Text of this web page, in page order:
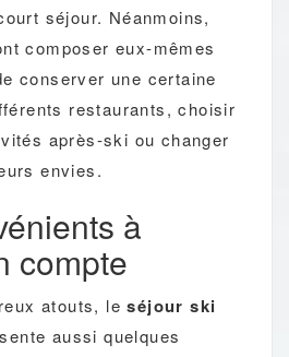
séjour. Néanmoins,
composer eux-mêmes
conserver une certaine
restaurants, choisir
après-ski ou changer
envies.
à
compte
atouts, leséjour ski
aussi quelques